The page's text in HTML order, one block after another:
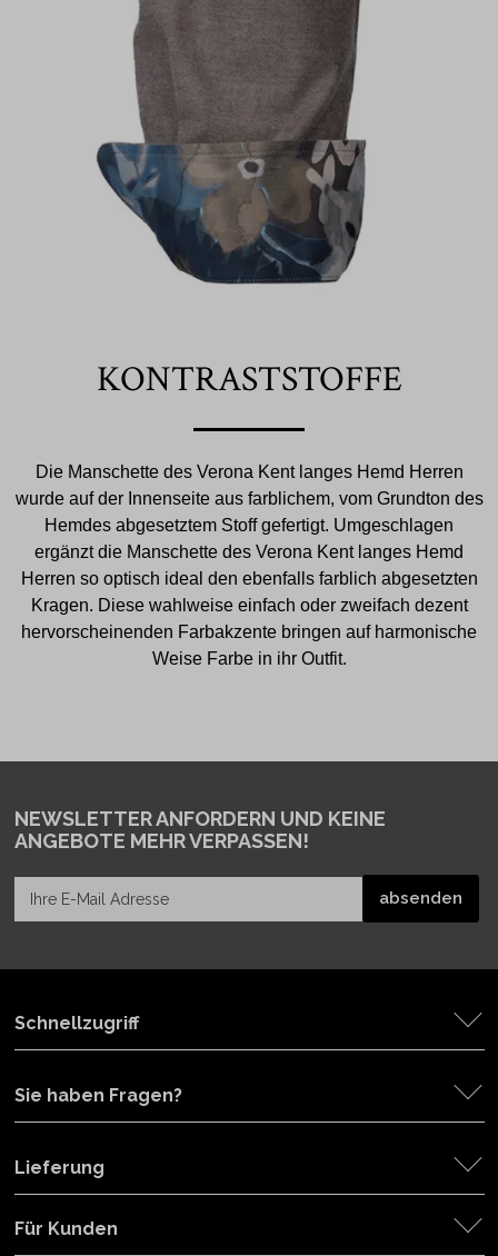
KONTRASTSTOFFE
Die Manschette des Verona Kent langes Hemd Herren
wurde auf der Innenseite aus farblichem, vom Grundton des
Hemdes abgesetztem Stoff gefertigt. Umgeschlagen
ergänzt die Manschette des Verona Kent langes Hemd
Herren so optisch ideal den ebenfalls farblich abgesetzten
Kragen. Diese wahlweise einfach oder zweifach dezent
hervorscheinenden Farbakzente bringen auf harmonische
Weise Farbe in ihr Outfit.
NEWSLETTER ANFORDERN UND KEINE
ANGEBOTE MEHR VERPASSEN!
Schnellzugriff
Sie haben Fragen?
Lieferung
Für Kunden